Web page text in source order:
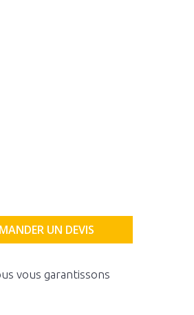
UN DEVIS
vous garantissons